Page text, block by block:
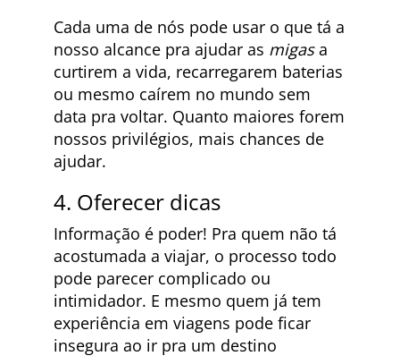
Cada uma de nós pode usar o que tá a
nosso alcance pra ajudar as migasa
curtirem a vida, recarregarem baterias
ou mesmo caírem no mundo sem
data pra voltar. Quanto maiores forem
nossos privilégios, mais chances de
ajudar.
4. Oferecer dicas
Informação é poder! Pra quem não tá
acostumada a viajar, o processo todo
pode parecer complicado ou
intimidador. E mesmo quem já tem
experiência em viagens pode ficar
insegura ao ir pra um destino